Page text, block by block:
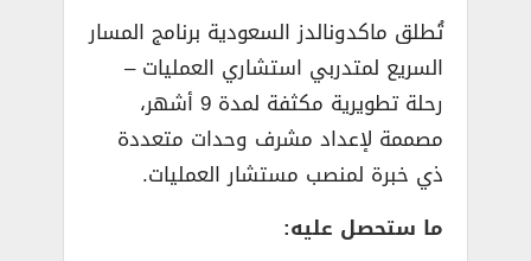
تُطلق ماكدونالدز السعودية برنامج المسار
السريع لمتدربي استشاري العمليات –
رحلة تطويرية مكثفة لمدة 9 أشهر،
مصممة لإعداد مشرف وحدات متعددة
ذي خبرة لمنصب مستشار العمليات.
ما ستحصل عليه: